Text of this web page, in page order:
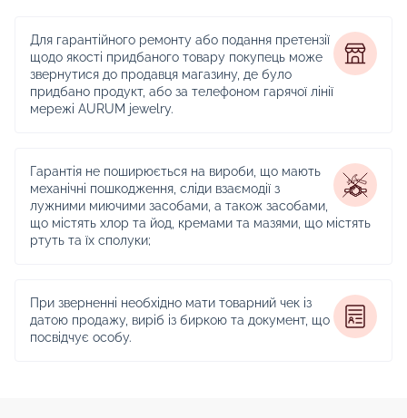
Для гарантійного ремонту або подання претензії
щодо якості придбаного товару покупець може
звернутися до продавця магазину, де було
придбано продукт, або за телефоном гарячої лінії
мережі AURUM jewelry.
Гарантія не поширюється на вироби, що мають
механічні пошкодження, сліди взаємодії з
лужними миючими засобами, а також засобами,
що містять хлор та йод, кремами та мазями, що містять
ртуть та їх сполуки;
При зверненні необхідно мати товарний чек із
датою продажу, виріб із биркою та документ, що
посвідчує особу.